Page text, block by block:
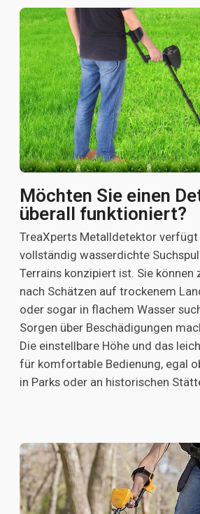
Möchten Sie einen
überall funktioniert?
TreaXperts Metalldetektor verfügt
vollständig wasserdichte
Terrains konzipiert ist. Sie können
nach Schätzen auf trockenem
oder sogar in flachem Wasser
Sorgen über Beschädigungen
Die einstellbare Höhe und das
für komfortable Bedienung, egal
in Parks oder an historischen